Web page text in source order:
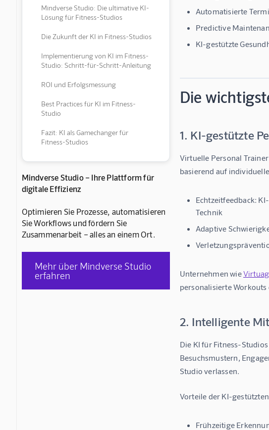
Mindverse Studio: Die ultimative KI-
Lösung für Fitness-Studios
Die Zukunft der KI in Fitness-Studios
Implementierung von KI im Fitness-
Studio: Schritt-für-Schritt-Anleitung
ROI und Erfolgsmessung
Best Practices für KI im Fitness-
Studio
Fazit: KI als Gamechanger für
Fitness-Studios
Mindverse Studio – Ihre Plattform für
digitale Effizienz
Optimieren Sie Prozesse, automatisieren
Sie Workflows und fördern Sie
Zusammenarbeit – alles an einem Ort.
Mehr über Mindverse Studio
erfahren
Automatisierte
Predictive
KI-gestützte
Die
1. KI-gestützte
Virtuelle Personal
basierend auf
Echtzeitfeedback:
Technik
Adaptive
Unternehmen wie
personalisierte Workouts
2. Intelligente
Die KI für Fitness-Studios
Besuchsmustern,
Studio verlassen.
Vorteile der KI-
Frühzeitige